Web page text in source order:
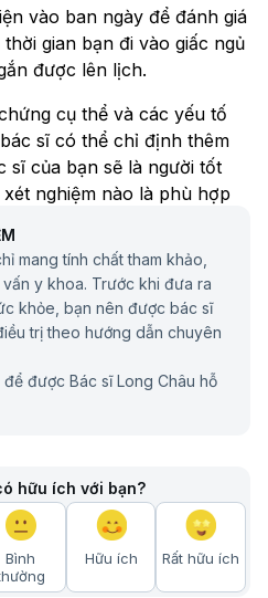
vào ban ngày để đánh giá
gian bạn đi vào giấc ngủ
được lên lịch.
cụ thể và các yếu tố
sĩ có thể chỉ định thêm
sĩ của bạn sẽ là người tốt
nghiệm nào là phù hợp
xét nghiệm cần thiết để chẩn đoán
mất ngủ
hiệu quả
mang tính chất tham khảo,
y khoa. Trước khi đưa ra
khỏe, bạn nên được bác sĩ
trị theo hướng dẫn chuyên
để được Bác sĩ Long Châu hỗ
hữu ích với bạn?
Bình
Hữu ích Rất hữu ích